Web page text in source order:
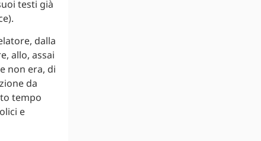
testi già
dalla
allo, assai
non era, di
da
tempo
e